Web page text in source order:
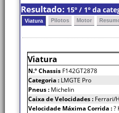
Resultado: 15º / 1º da
Viatura Pilotos Motor
Viatura
N.º Chassis F142GT2878
Categoria : LMGTE Pro
Pneus : Michelin
Caixa de Velocidades : Ferrari/
Velocidade Máxima Corrida :?